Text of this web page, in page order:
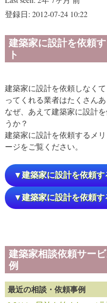
登録日: 2012-07-24 10:22
建築家に設計を依頼
ト
建築家に設計を依頼しなく
ってくれる業者はたくさんあ
なぜ、あえて建築家に設計
うか？
建築家に設計を依頼するメ
ージをご覧ください。
▼建築家に設計を依頼す
▼建築家に設計を依頼す
建築家相談依頼サー
例
最近の相談・依頼事例